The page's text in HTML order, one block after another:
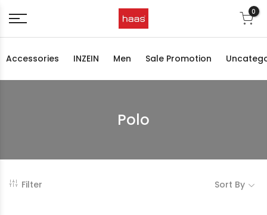
0
Accessories INZEIN Men Sale Promotion
Polo
Filter Sort By